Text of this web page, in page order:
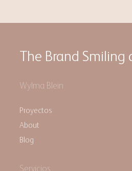
The Brand Smiling
Wylma Blein
Proyectos
About
Blog
Servicios